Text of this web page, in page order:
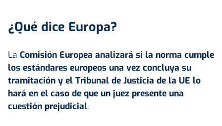
¿Qué dice Europa?
La Comisión Europea analizará si la norma cumple
los estándares europeos una vez concluya su
tramitación y el Tribunal de Justicia de la UE lo
hará en el caso de que un juez presente una
cuestión prejudicial.